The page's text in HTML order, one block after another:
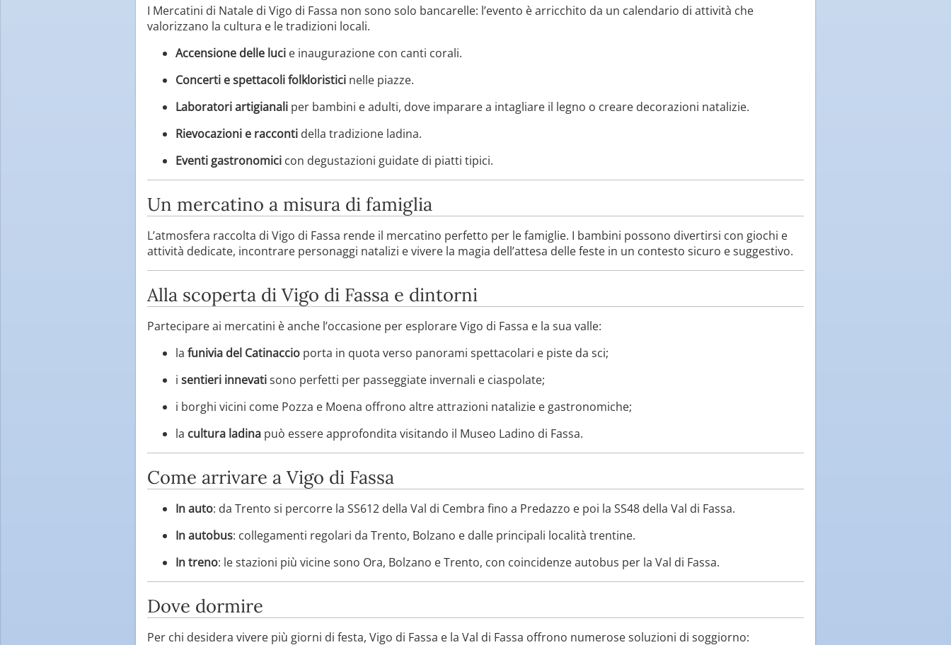
I Mercatini di Natale di Vigo di Fassa non sono solo bancarelle: l’evento è arricchito da un calendario di attività che
valorizzano la cultura e le tradizioni locali.
Accensione delle luci e inaugurazione con canti corali.
Concerti e spettacoli folkloristici nelle piazze.
Laboratori artigianali per bambini e adulti, dove imparare a intagliare il legno o creare decorazioni natalizie.
Rievocazioni e racconti della tradizione ladina.
Eventi gastronomici con degustazioni guidate di piatti tipici.
Un mercatino a misura di famiglia
L’atmosfera raccolta di Vigo di Fassa rende il mercatino perfetto per le famiglie. I bambini possono divertirsi con giochi e
attività dedicate, incontrare personaggi natalizi e vivere la magia dell’attesa delle feste in un contesto sicuro e suggestivo.
Alla scoperta di Vigo di Fassa e dintorni
Partecipare ai mercatini è anche l’occasione per esplorare Vigo di Fassa e la sua valle:
la funivia del Catinaccio porta in quota verso panorami spettacolari e piste da sci;
i sentieri innevatisono perfetti per passeggiate invernali e ciaspolate;
i borghi vicini come Pozza e Moena offrono altre attrazioni natalizie e gastronomiche;
la cultura ladina può essere approfondita visitando il Museo Ladino di Fassa.
Come arrivare a Vigo di Fassa
In auto: da Trento si percorre la SS612 della Val di Cembra fino a Predazzo e poi la SS48 della Val di Fassa.
In autobus: collegamenti regolari da Trento, Bolzano e dalle principali località trentine.
In treno: le stazioni più vicine sono Ora, Bolzano e Trento, con coincidenze autobus per la Val di Fassa.
Dove dormire
Per chi desidera vivere più giorni di festa, Vigo di Fassa e la Val di Fassa offrono numerose soluzioni di soggiorno: